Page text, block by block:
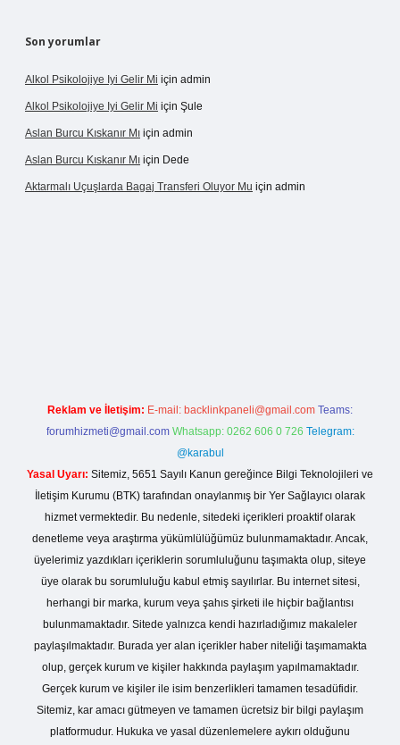
Son yorumlar
Alkol Psikolojiye Iyi Gelir Mi için admin
Alkol Psikolojiye Iyi Gelir Mi için Şule
Aslan Burcu Kıskanır Mı için admin
Aslan Burcu Kıskanır Mı için Dede
Aktarmalı Uçuşlarda Bagaj Transferi Oluyor Mu için admin
Reklam ve İletişim: E-mail: backlinkpaneli@gmail.com Teams:
forumhizmeti@gmail.com Whatsapp: 0262 606 0 726 Telegram:
@karabul
Yasal Uyarı: Sitemiz, 5651 Sayılı Kanun gereğince Bilgi Teknolojileri ve
İletişim Kurumu (BTK) tarafından onaylanmış bir Yer Sağlayıcı olarak
hizmet vermektedir. Bu nedenle, sitedeki içerikleri proaktif olarak
denetleme veya araştırma yükümlülüğümüz bulunmamaktadır. Ancak,
üyelerimiz yazdıkları içeriklerin sorumluluğunu taşımakta olup, siteye
üye olarak bu sorumluluğu kabul etmiş sayılırlar. Bu internet sitesi,
herhangi bir marka, kurum veya şahıs şirketi ile hiçbir bağlantısı
bulunmamaktadır. Sitede yalnızca kendi hazırladığımız makaleler
paylaşılmaktadır. Burada yer alan içerikler haber niteliği taşımamakta
olup, gerçek kurum ve kişiler hakkında paylaşım yapılmamaktadır.
Gerçek kurum ve kişiler ile isim benzerlikleri tamamen tesadüfidir.
Sitemiz, kar amacı gütmeyen ve tamamen ücretsiz bir bilgi paylaşım
platformudur. Hukuka ve yasal düzenlemelere aykırı olduğunu